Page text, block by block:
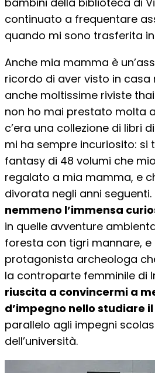
continuato a frequentare
quando mi sono trasferita
Anche mia mamma è
ricordo di aver visto in casa
anche moltissime riviste
non ho mai prestato molta
c’era una collezione di libri
mi ha sempre incuriosito: si
fantasy di 48 volumi che
regalato a mia mamma, e
divorata negli anni seguenti.
nemmeno l’immensa
in quelle avventure
foresta con tigri mannare, e
protagonista archeologa
la controparte femminile di
riuscita a convincermi a
d’impegno nello studiare
parallelo agli impegni
dell’università.